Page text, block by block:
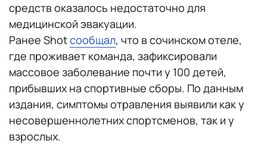
средств оказалось недостаточно для
медицинской эвакуации.
Ранее Shotсообщал, что в сочинском отеле,
где проживает команда, зафиксировали
массовое заболевание почти у 100 детей,
прибывших на спортивные сборы. По данным
издания, симптомы отравления выявили как у
несовершеннолетних спортсменов, так и у
взрослых.